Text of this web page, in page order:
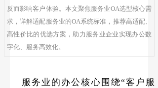
反而影响客户体验。本文聚焦服务业OA选型核心需
求，详解适配服务业的OA系统标准，推荐高适配、
高性价比的优选方案，助力服务业企业实现办公数
字化、服务高效化。
服务业的办公核心围绕“客户服